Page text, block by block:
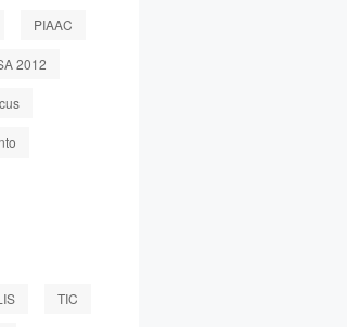
PIAAC
2012
TIC